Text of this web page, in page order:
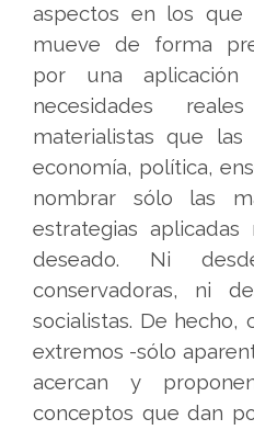
aspectos en los que
mueve de forma
por una
necesidades
materialistas que las
economía, política,
nombrar sólo las
estrategias
deseado. Ni
conservadoras, ni
socialistas. De hecho,
extremos -sólo
acercan y
conceptos que dan